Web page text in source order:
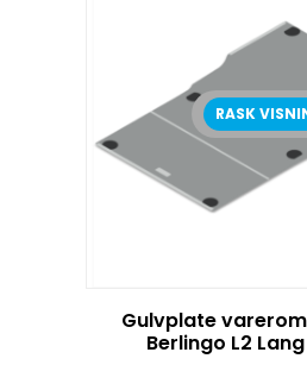
RASK
Gulvplate
Berlingo L2